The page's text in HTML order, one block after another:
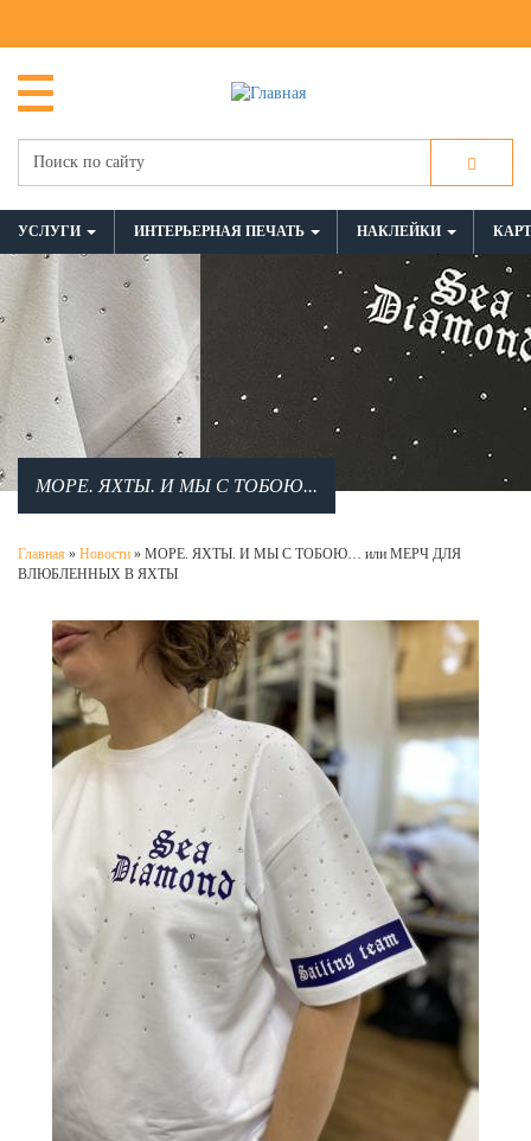
УСЛУГИ ИНТЕРЬЕРНАЯ ПЕЧАТЬ НАКЛЕЙКИ
МОРЕ. ЯХТЫ. И МЫ С ТОБОЮ...
Главная » Новости » МОРЕ. ЯХТЫ. И МЫ С ТОБОЮ… или МЕРЧ ДЛЯ
ВЛЮБЛЕННЫХ В ЯХТЫ